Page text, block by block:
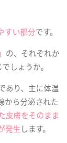
すい部分です。
の、それぞれか
しょうか。
あり、主に体温
から分泌された
皮膚をそのまま
発生します。